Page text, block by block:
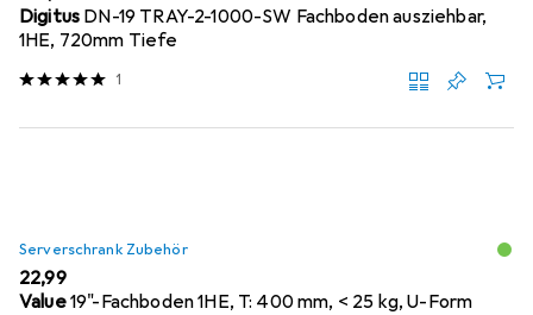
Digitus DN-19 TRAY-2-1000-SW Fachboden ausziehbar,
1HE, 720mm Tiefe
1
Serverschrank Zubehör
EUR
22,99
Value19"-Fachboden 1HE, T: 400 mm, < 25 kg, U-Form